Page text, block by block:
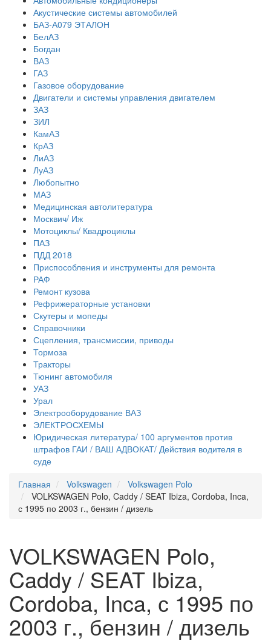
Акустические системы автомобилей
БАЗ-А079 ЭТАЛОН
БелАЗ
Богдан
ВАЗ
ГАЗ
Газовое оборудование
Двигатели и системы управления двигателем
ЗАЗ
ЗИЛ
КамАЗ
КрАЗ
ЛиАЗ
ЛуАЗ
Любопытно
МАЗ
Медицинская автолитература
Москвич/ Иж
Мотоциклы/ Квадроциклы
ПАЗ
ПДД 2018
Приспособления и инструменты для ремонта
РАФ
Ремонт кузова
Рефрижераторные установки
Скутеры и мопеды
Справочники
Сцепления, трансмиссии, приводы
Тормоза
Тракторы
Тюнинг автомобиля
УАЗ
Урал
Электрооборудование ВАЗ
ЭЛЕКТРОСХЕМЫ
Юридическая литература/ 100 аргументов против
штрафов ГАИ / ВАШ АДВОКАТ/ Действия водителя в
суде
Главная
Volkswagen
Volkswagen Polo
VOLKSWAGEN Polo, Caddy / SEAT Ibiza, Cordoba, Inca,
с 1995 по 2003 г., бензин / дизель
VOLKSWAGEN Polo,
Caddy / SEAT Ibiza,
Cordoba, Inca, с 1995 по
2003 г., бензин / дизель